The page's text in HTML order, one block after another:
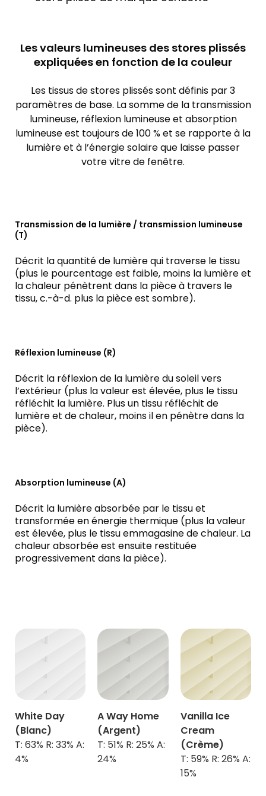
Les valeurs lumineuses des stores plissés
expliquées en fonction de la couleur
Les tissus de stores plissés sont définis par 3
paramètres de base. La somme de la transmission
lumineuse, réflexion lumineuse et absorption
lumineuse est toujours de 100 % et se rapporte à la
lumière et à l’énergie solaire que laisse passer
votre vitre de fenêtre.
Transmission de la lumière / transmission lumineuse
(T)
Décrit la quantité de lumière qui traverse le tissu
(plus le pourcentage est faible, moins la lumière et
la chaleur pénètrent dans la pièce à travers le
tissu, c.-à-d. plus la pièce est sombre).
Réflexion lumineuse (R)
Décrit la réflexion de la lumière du soleil vers
l’extérieur (plus la valeur est élevée, plus le tissu
réfléchit la lumière. Plus un tissu réfléchit de
lumière et de chaleur, moins il en pénètre dans la
pièce).
Absorption lumineuse (A)
Décrit la lumière absorbée par le tissu et
transformée en énergie thermique (plus la valeur
est élevée, plus le tissu emmagasine de chaleur. La
chaleur absorbée est ensuite restituée
progressivement dans la pièce).
White Day
(Blanc)
T: 63% R: 33% A:
4%
A Way Home
(Argent)
T: 51% R: 25% A:
24%
Vanilla Ice
Cream
(Crème)
T: 59% R: 26% A:
15%